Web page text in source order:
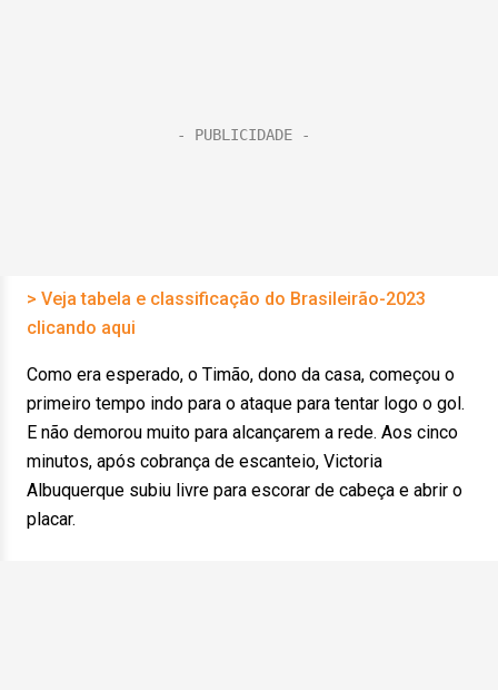
> Veja tabela e classificação do Brasileirão-2023
clicando aqui
Como era esperado, o Timão, dono da casa, começou o
primeiro tempo indo para o ataque para tentar logo o gol.
E não demorou muito para alcançarem a rede. Aos cinco
minutos, após cobrança de escanteio, Victoria
Albuquerque subiu livre para escorar de cabeça e abrir o
placar.